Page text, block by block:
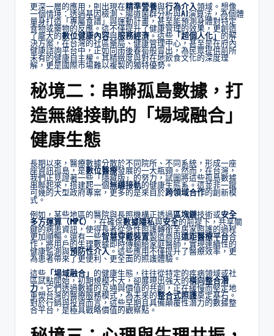
更深一層的應用，則出現在精準營養與行為介入領域。想像
一個情境：透過基因檢測、腸道菌群分析與AI演算法，為個體
量身打造「專屬食譜」與運動計畫，甚至能預測身體對特定
食物或藥物的反應。這不僅提升了健康管理的效果，更創造
了龐大的數位健康內容與服務經濟。這些 「超個人化」的解
決方案，在台灣的社區藥局、健康管理中心，甚至是在府內
健康諮詢平台中，正如同雨後春筍般冒出，為民眾提供前所
未有的健康自主權。其精緻度與對在地飲食文化的深度理
解，更是國際市場難以複製的獨特優勢。
秘境二：串聯孤島數據，打
造無縫接軌的「場域融合」
健康生態
長期以來，醫療數據分散於不同院所、不同系統，形成一座
座資訊孤島，是數位醫療發展的一大瓶頸。然而，在台灣，
我們正見證著一些「隱藏版」的努力，試圖將這些孤島數據
串聯起來，搭建起一個無縫接軌的健康生態系。這並非一蹴
可幾的大型政府專案，更多的是來自於跨領域合作的創新模
式。
例如，某些地區的醫院與長照機構正透過區塊鏈技術或安全
多方運算（MPC），在確保數據隱私與安全的前提下，共享關
鍵的病患資訊，使得長者從急性照護轉銜至居家照護的過程
更加順暢。還有一些智慧穿戴裝置製造商與遠距醫療平台合
作，將用戶的生理數據即時傳輸給家庭醫師，實現連續性的
健康監測與預防性介入。這些應用不僅提升了醫療效率，更
為患者帶來了更便利、更全面的照護體驗。
這些 「場域融合」 的健康生態，往往從特定的疾病領域或社
區試點開始，初期規模不大，卻展現出強大的橫向整合潛
力。它們透過數據的互通與價值的共創，正在緩慢而堅定地
重塑台灣的醫療服務模式，為未來的整合式照護奠定基石。
對於行銷與投資而言，這些早期且具備顛覆性潛力的數據整
合平台，是極具戰略價值的觀察點。